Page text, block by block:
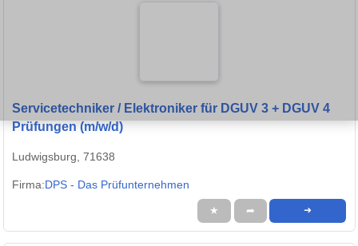
Servicetechniker / Elektroniker für DGUV 3 + DGUV 4
Prüfungen (m/w/d)
Ludwigsburg, 71638
Firma:DPS - Das Prüfunternehmen
★ ➦ ➜